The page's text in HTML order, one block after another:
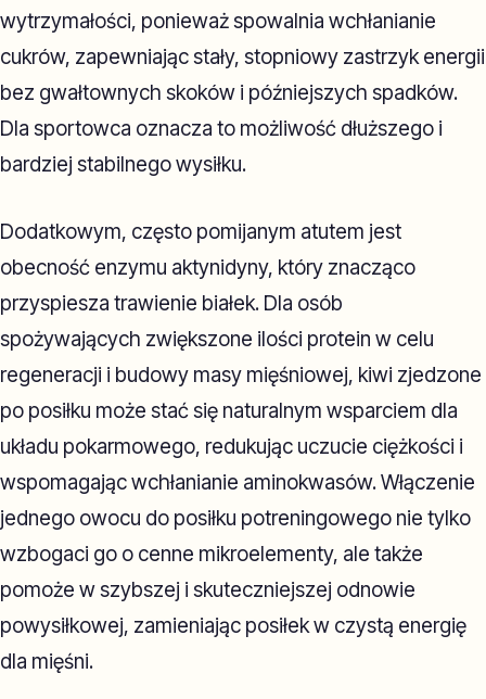
wytrzymałości, ponieważ spowalnia wchłanianie
cukrów, zapewniając stały, stopniowy zastrzyk energii
bez gwałtownych skoków i późniejszych spadków.
Dla sportowca oznacza to możliwość dłuższego i
bardziej stabilnego wysiłku.
Dodatkowym, często pomijanym atutem jest
obecność enzymu aktynidyny, który znacząco
przyspiesza trawienie białek. Dla osób
spożywających zwiększone ilości protein w celu
regeneracji i budowy masy mięśniowej, kiwi zjedzone
po posiłku może stać się naturalnym wsparciem dla
układu pokarmowego, redukując uczucie ciężkości i
wspomagając wchłanianie aminokwasów. Włączenie
jednego owocu do posiłku potreningowego nie tylko
wzbogaci go o cenne mikroelementy, ale także
pomoże w szybszej i skuteczniejszej odnowie
powysiłkowej, zamieniając posiłek w czystą energię
dla mięśni.